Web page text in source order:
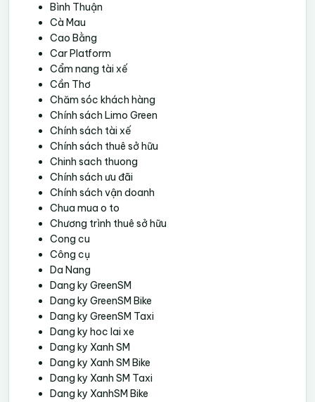
Bình Thuận
Cà Mau
Cao Bằng
Car Platform
Cẩm nang tài xế
Cần Thơ
Chăm sóc khách hàng
Chính sách Limo Green
Chính sách tài xế
Chính sách thuê sở hữu
Chinh sach thuong
Chính sách ưu đãi
Chính sách vận doanh
Chua mua o to
Chương trình thuê sở hữu
Cong cu
Công cụ
Da Nang
Dang ky GreenSM
Dang ky GreenSM Bike
Dang ky GreenSM Taxi
Dang ky hoc lai xe
Dang ky Xanh SM
Dang ky Xanh SM Bike
Dang ky Xanh SM Taxi
Dang ky XanhSM Bike